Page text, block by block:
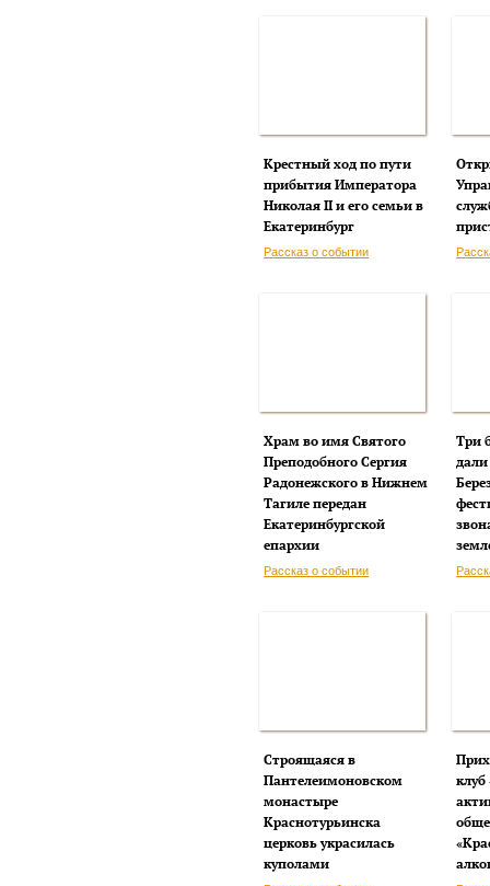
Крестный ход по пути
прибытия Императора
Николая II и его семьи в
Екатеринбург
Рассказ о событии
Храм во имя Святого
Преподобного Сергия
Радонежского в Нижнем
Тагиле передан
Екатеринбургской
епархии
Рассказ о событии
Три
дали
Строящаяся в
Пантелеимоновском
монастыре
Краснотурьинска
церковь украсилась
куполами